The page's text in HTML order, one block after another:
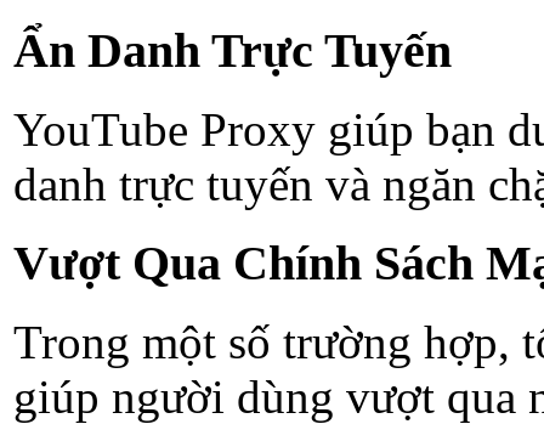
Ẩn Danh Trực Tuyến
YouTube Proxy giúp bạn
danh trực tuyến và ngăn
Vượt Qua Chính Sách
Trong một số trường hợp,
giúp người dùng vượt qua